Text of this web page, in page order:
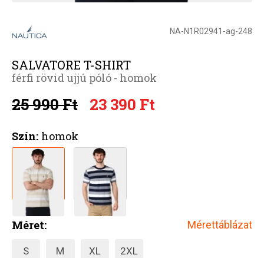
NA-N1R02941-ag-248
SALVATORE T-SHIRT
férfi rövid ujjú póló - homok
25 990 Ft 23 390 Ft
Szín: homok
Méret: Mérettáblázat
S M XL 2XL